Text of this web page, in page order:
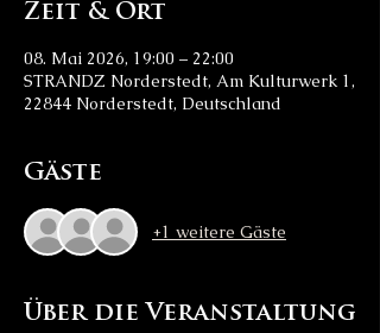
Zeit & Ort
08. Mai 2026, 19:00 – 22:00
STRANDZ Norderstedt, Am Kulturwerk 1,
22844 Norderstedt, Deutschland
Gäste
+1 weitere Gäste
Über die Veranstaltung